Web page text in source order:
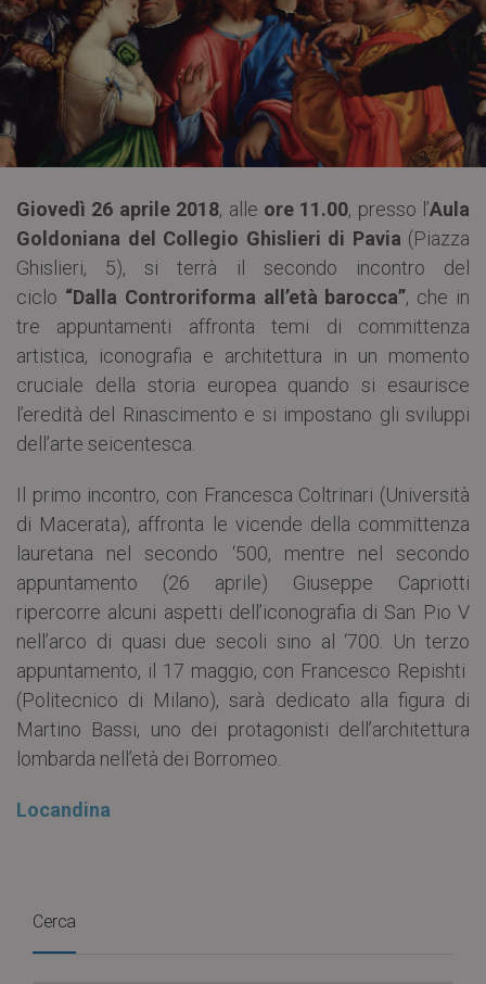
Giovedì 26 aprile 2018, alle ore 11.00, presso l’Aula
Goldoniana del Collegio Ghislieri di Pavia (Piazza
Ghislieri, 5), si terrà il secondo incontro del
ciclo “Dalla Controriforma all’età barocca”, che in
tre appuntamenti affronta temi di committenza
artistica, iconografia e architettura in un momento
cruciale della storia europea quando si esaurisce
l’eredità del Rinascimento e si impostano gli sviluppi
dell’arte seicentesca.
Il primo incontro, con Francesca Coltrinari (Università
di Macerata), affronta le vicende della committenza
lauretana nel secondo ‘500, mentre nel secondo
appuntamento (26 aprile) Giuseppe Capriotti
ripercorre alcuni aspetti dell’iconografia di San Pio V
nell’arco di quasi due secoli sino al ‘700. Un terzo
appuntamento, il 17 maggio, con Francesco Repishti
(Politecnico di Milano), sarà dedicato alla figura di
Martino Bassi, uno dei protagonisti dell’architettura
lombarda nell’età dei Borromeo.
Locandina
Cerca